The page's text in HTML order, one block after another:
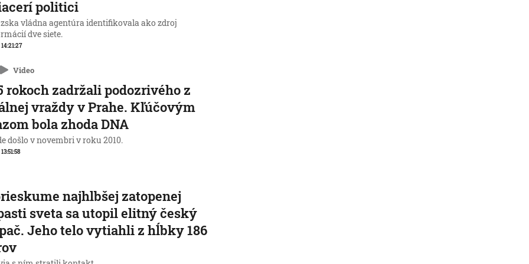
politici
vládna agentúra identifikovala ako zdroj
dve siete.
Video
rokoch zadržali podozrivého z
vraždy v Prahe. Kľúčovým
bola zhoda DNA
došlo v novembri v roku 2010.
najhlbšej zatopenej
sveta sa utopil elitný český
Jeho telo vytiahli z hĺbky 186